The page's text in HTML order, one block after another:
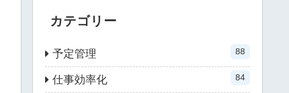
カテゴリー
予定管理 88
仕事効率化 84